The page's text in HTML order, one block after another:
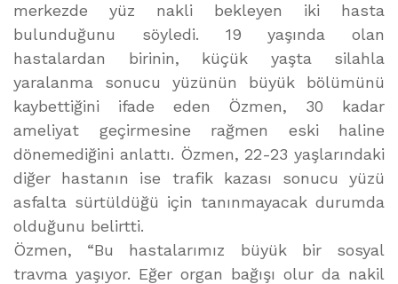
merkezde yüz nakli bekleyen iki hasta
bulunduğunu söyledi. 19 yaşında olan
hastalardan birinin, küçük yaşta silahla
yaralanma sonucu yüzünün büyük bölümünü
kaybettiğini ifade eden Özmen, 30 kadar
ameliyat geçirmesine rağmen eski haline
dönemediğini anlattı. Özmen, 22-23 yaşlarındaki
diğer hastanın ise trafik kazası sonucu yüzü
asfalta sürtüldüğü için tanınmayacak durumda
olduğunu belirtti.
Özmen, “Bu hastalarımız büyük bir sosyal
travma yaşıyor. Eğer organ bağışı olur da nakil